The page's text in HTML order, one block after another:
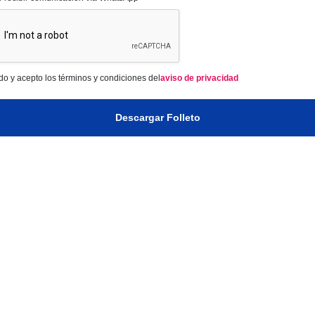
y acepto los términos y condiciones del aviso de privacidad
Descargar Folleto